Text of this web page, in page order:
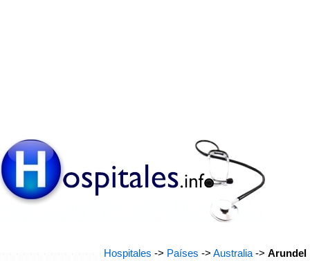
Hospitales -> Países -> Australia -> Arundel